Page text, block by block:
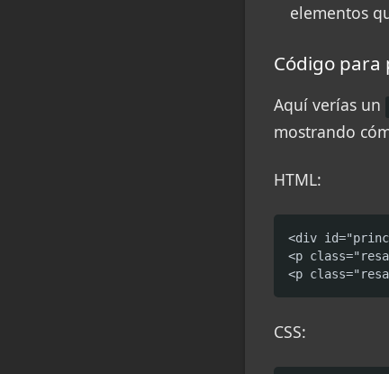
elementos
Código para
Aquí verías un
mostrando
HTML:
<div
<p
<p
CSS: